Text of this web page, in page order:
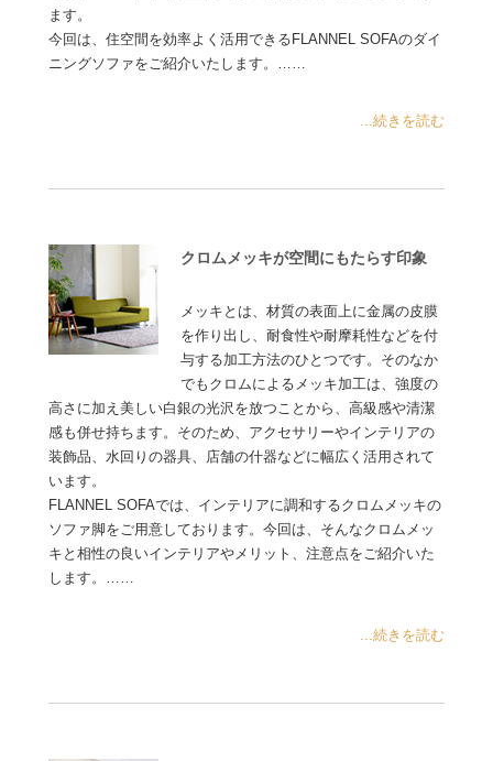
ます。
今回は、住空間を効率よく活用できるFLANNEL SOFAのダイ
ニングソファをご紹介いたします。……
...続きを読む
クロムメッキが空間にもたらす印象
メッキとは、材質の表面上に金属の皮膜
を作り出し、耐食性や耐摩耗性などを付
与する加工方法のひとつです。そのなか
でもクロムによるメッキ加工は、強度の
高さに加え美しい白銀の光沢を放つことから、高級感や清潔
感も併せ持ちます。そのため、アクセサリーやインテリアの
装飾品、水回りの器具、店舗の什器などに幅広く活用されて
います。
FLANNEL SOFAでは、インテリアに調和するクロムメッキの
ソファ脚をご用意しております。今回は、そんなクロムメッ
キと相性の良いインテリアやメリット、注意点をご紹介いた
します。……
...続きを読む